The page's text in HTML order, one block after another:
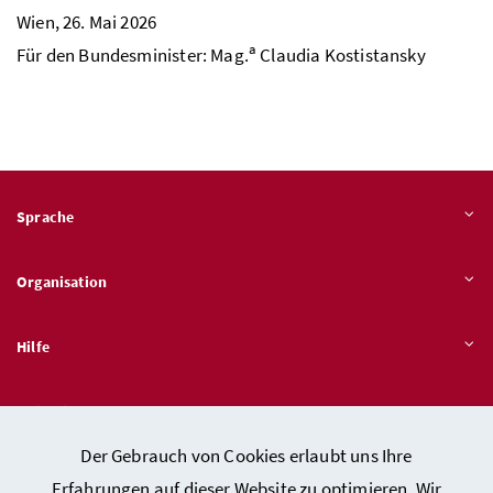
Der Gebrauch von Cookies erlaubt uns Ihre
Wien, 26. Mai 2026
Für den Bundesminister: Mag.a Claudia Kostistansky
Sprache
Organisation
Hilfe
Quicklinks